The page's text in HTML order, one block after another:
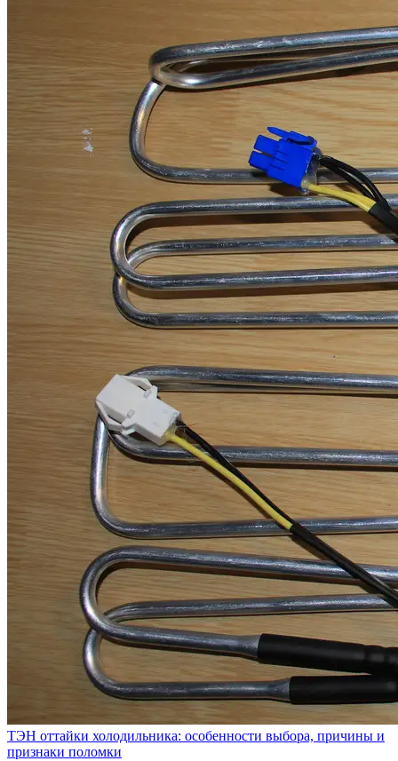
ТЭН оттайки холодильника: особенности выбора, причины и
признаки поломки